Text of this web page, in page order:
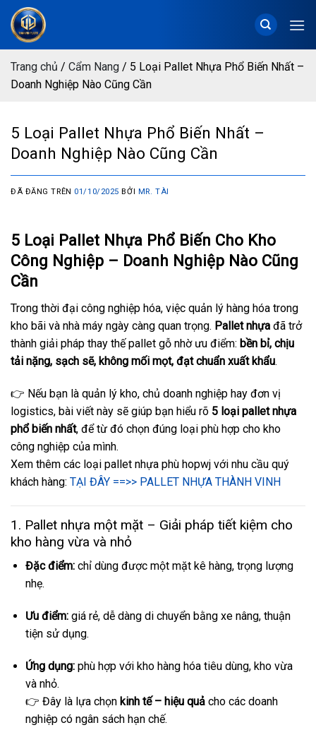
Chuyển
đến
dungTrang chủ / Cẩm Nang / 5 Loại Pallet Nhựa Phổ Biến Nhất –
Doanh Nghiệp Nào Cũng Cần
5 Loại Pallet Nhựa Phổ Biến Nhất –
Doanh Nghiệp Nào Cũng Cần
ĐÃ ĐĂNG TRÊN 01/10/2025 BỞI MR. TÀI
5 Loại Pallet Nhựa Phổ Biến Cho Kho
Công Nghiệp – Doanh Nghiệp Nào Cũng
Cần
Trong thời đại công nghiệp hóa, việc quản lý hàng hóa trong
kho bãi và nhà máy ngày càng quan trọng. Pallet nhựa đã trở
thành giải pháp thay thế pallet gỗ nhờ ưu điểm: bền bỉ, chịu
tải nặng, sạch sẽ, không mối mọt, đạt chuẩn xuất khẩu.
👉 Nếu bạn là quản lý kho, chủ doanh nghiệp hay đơn vị
logistics, bài viết này sẽ giúp bạn hiểu rõ 5 loại pallet nhựa
phổ biến nhất, để từ đó chọn đúng loại phù hợp cho kho
công nghiệp của mình.
Xem thêm các loại pallet nhựa phù hopwj với nhu cầu quý
khách hàng: TẠI ĐÂY ==>> PALLET NHỰA THÀNH VINH
1. Pallet nhựa một mặt – Giải pháp tiết kiệm cho
kho hàng vừa và nhỏ
Đặc điểm:chỉ dùng được một mặt kê hàng, trọng lượng
nhẹ.
Ưu điểm:giá rẻ, dễ dàng di chuyển bằng xe nâng, thuận
tiện sử dụng.
Ứng dụng:phù hợp với kho hàng hóa tiêu dùng, kho vừa
và nhỏ.
👉 Đây là lựa chọn kinh tế – hiệu quảcho các doanh
nghiệp có ngân sách hạn chế.